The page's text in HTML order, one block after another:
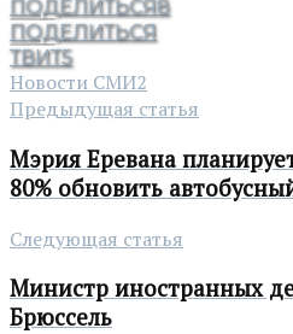
ПОДЕЛИТЬСЯ8
ПОДЕЛИТЬСЯ
ТВИТ5
Новости СМИ2
Предыдущая статья
Мэрия Еревана
80% обновить
Следующая статья
Министр иностранных
Брюссель